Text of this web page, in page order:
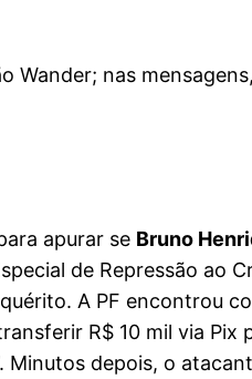
nas
apurar se Bruno
de Repressão ao
A PF encontrou
R$ 10 mil via Pix
Minutos depois, o